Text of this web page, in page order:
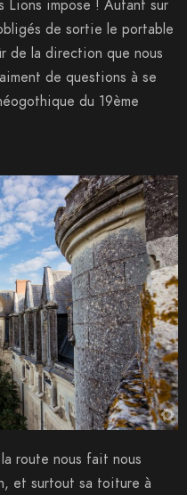
Lions impose ! Autant sur
de sortie le portable
de la direction que nous
de questions à se
du 19ème
route nous fait nous
et surtout sa toiture à